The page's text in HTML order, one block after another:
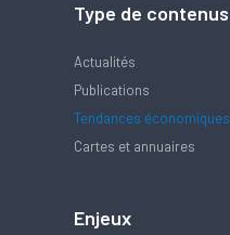
Type de contenus
Actualités
Publications
Tendances économiques
Cartes et annuaires
Enjeux